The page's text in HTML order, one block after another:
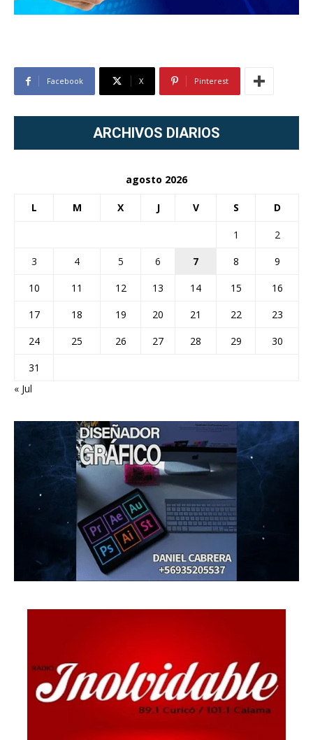
Facebook X Pinterest
ARCHIVOS DIARIOS
agosto 2026
L M X J V S D
1
2
3
4 5 6 7 8
9
10
11 12 13 14 15
16
17
18 19 20 21 22
23
24
25 26 27 28 29
30
31
« Jul